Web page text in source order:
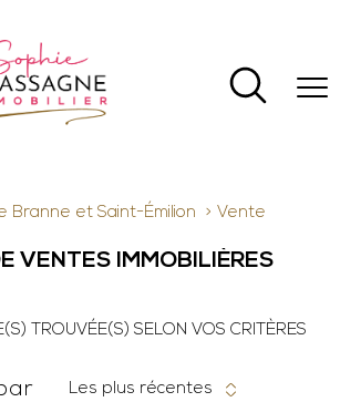
Branne et Saint-Émilion Vente
VENTES IMMOBILIÈRES
TROUVÉE(S) SELON VOS CRITÈRES
Les plus récentes